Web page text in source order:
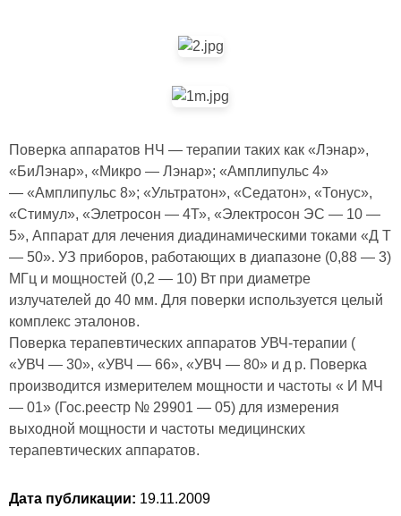
Поверка аппаратов НЧ — терапии таких как «Лэнар»,
«БиЛэнар», «Микро — Лэнар»; «Амплипульс 4»
— «Амплипульс 8»; «Ультратон», «Седатон», «Тонус»,
«Стимул», «Элетросон — 4Т», «Электросон ЭС — 10 —
5», Аппарат для лечения диадинамическими токами «Д Т
— 50». УЗ приборов, работающих в диапазоне (0,88 — 3)
МГц и мощностей (0,2 — 10) Вт при диаметре
излучателей до 40 мм. Для поверки используется целый
комплекс эталонов.
Поверка терапевтических аппаратов УВЧ-терапии (
«УВЧ — 30», «УВЧ — 66», «УВЧ — 80» и д р. Поверка
производится измерителем мощности и частоты « И МЧ
— 01» (Гос.реестр № 29901 — 05) для измерения
выходной мощности и частоты медицинских
терапевтических аппаратов.
Дата публикации: 19.11.2009